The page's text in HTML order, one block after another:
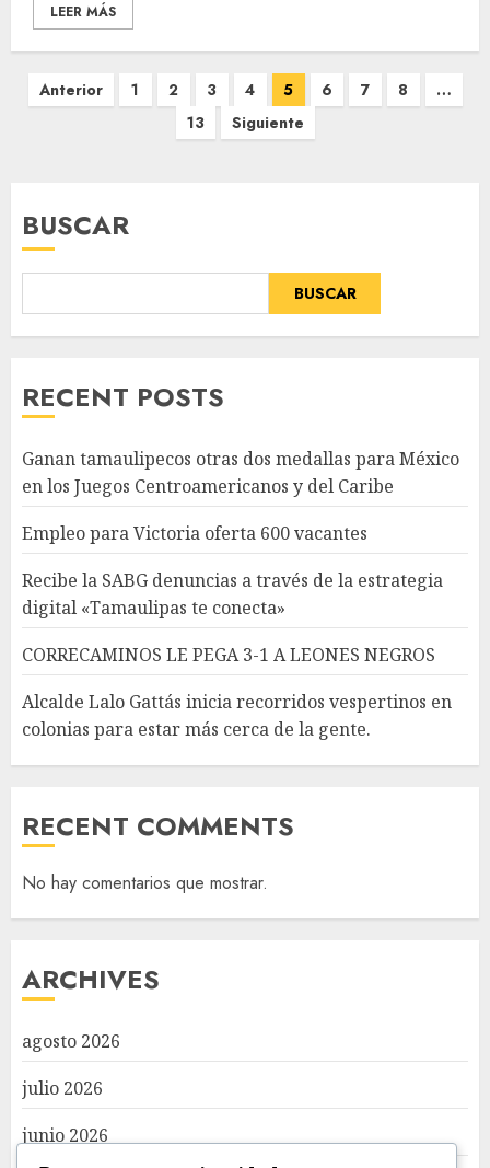
LEER MÁS
Paginación
Anterior 1 2 3 4 5 6 7 8
…
13
Siguiente
BUSCAR
BUSCAR
RECENT POSTS
Ganan tamaulipecos otras dos medallas para México
en los Juegos Centroamericanos y del Caribe
Empleo para Victoria oferta 600 vacantes
Recibe la SABG denuncias a través de la estrategia
digital «Tamaulipas te conecta»
CORRECAMINOS LE PEGA 3-1 A LEONES NEGROS
Alcalde Lalo Gattás inicia recorridos vespertinos en
colonias para estar más cerca de la gente.
RECENT COMMENTS
No hay comentarios que mostrar.
ARCHIVES
agosto 2026
julio 2026
junio 2026